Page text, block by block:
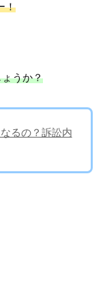
！
うか？
るの？訴訟内